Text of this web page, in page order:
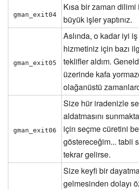
gman_exit04
Kısa bir zaman
büyük işler yaptınız.
gman_exit05
Aslında, o kadar iyi iş
hizmetiniz için bazı
teklifler aldım.
üzerinde kafa
olağanüstü
gman_exit06
Size hür iradenizle
aldatmasını
için seçme cüretini
göstereceğim... tabii
tekrar gelirse.
Size keyfi bir
gelmesinden dolayı